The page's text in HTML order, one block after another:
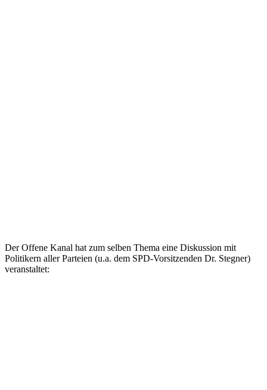
Der Offene Kanal hat zum selben Thema eine Diskussion mit
Politikern aller Parteien (u.a. dem SPD-Vorsitzenden Dr. Stegner)
veranstaltet: